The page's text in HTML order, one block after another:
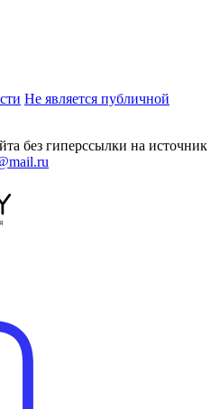
Не является публичной
без гиперссылки на источник